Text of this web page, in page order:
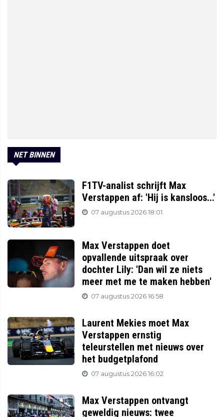
NET BINNEN
F1TV-analist schrijft Max
Verstappen af: 'Hij is kansloos...'
07 augustus 2026 18:01
Max Verstappen doet
opvallende uitspraak over
dochter Lily: 'Dan wil ze niets
meer met me te maken hebben'
07 augustus 2026 16:58
Laurent Mekies moet Max
Verstappen ernstig
teleurstellen met nieuws over
het budgetplafond
07 augustus 2026 16:02
Max Verstappen ontvangt
geweldig nieuws: twee